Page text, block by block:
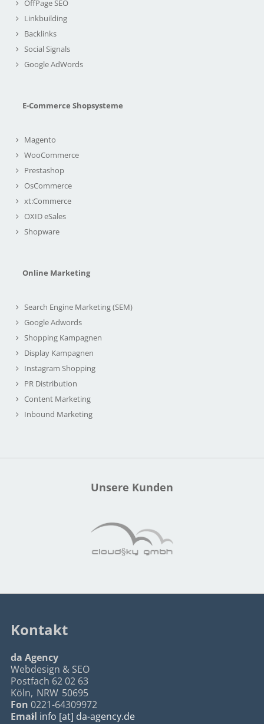
OffPage SEO
Linkbuilding
Backlinks
Social Signals
Google AdWords
E-Commerce Shopsysteme
Magento
WooCommerce
Prestashop
OsCommerce
xt:Commerce
OXID eSales
Shopware
Online Marketing
Search Engine Marketing (SEM)
Google Adwords
Shopping Kampagnen
Display Kampagnen
Instagram Shopping
PR Distribution
Content Marketing
Inbound Marketing
Unsere Kunden
Kontakt
da Agency
Webdesign & SEO
Postfach 62 02 63
Köln, NRW 50695
Fon 0221-64309972
Email info [at] da-agency.de